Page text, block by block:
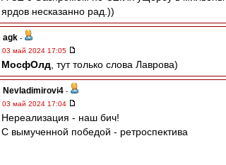
ярдов несказанно рад.))
agk -
03 май 2024 17:05
МосфОлд , тут только слова Лаврова)
Nevladimirovi4 -
03 май 2024 17:04
Нереализация - наш бич!
С вымученной победой - ретроспектива